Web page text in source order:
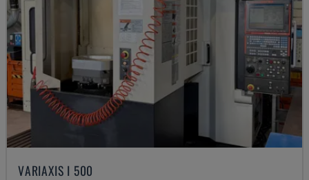
VARIAXIS I 500